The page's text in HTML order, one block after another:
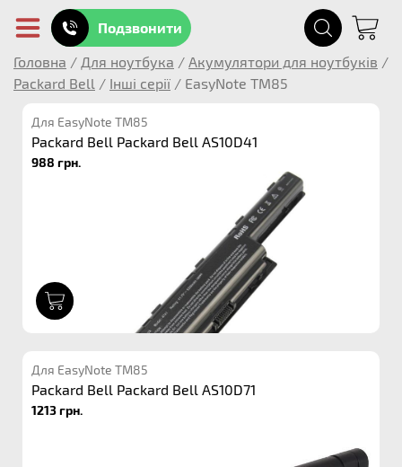
Подзвонити
Головна / Для ноутбука / Акумулятори для ноутбуків /
Packard Bell / Інші серії / EasyNote TM85
Для EasyNote TM85
Packard Bell Packard Bell AS10D41
988 грн.
Для EasyNote TM85
Packard Bell Packard Bell AS10D71
1213 грн.